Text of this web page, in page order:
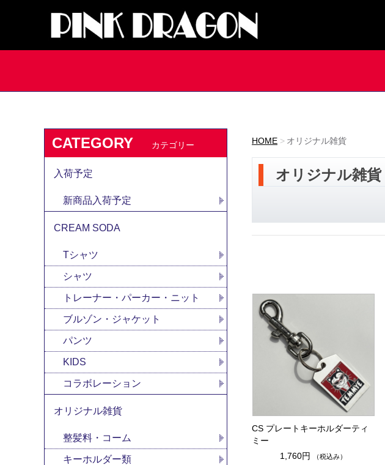
HOME オリジナル雑貨
オリジナル雑貨
CS プレートキーホルダーティ
ミー
1,760円
（税込み）
CATEGORY カテゴリー
入荷予定
新商品入荷予定
CREAM SODA
Tシャツ
シャツ
トレーナー・パーカー・ニット
ブルゾン・ジャケット
パンツ
KIDS
コラボレーション
オリジナル雑貨
整髪料・コーム
キーホルダー類